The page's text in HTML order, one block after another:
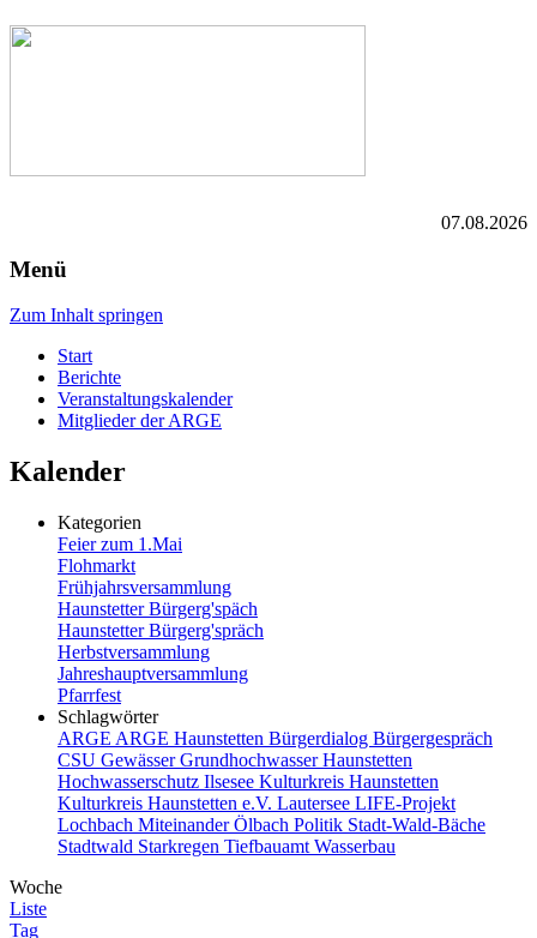
07.08.2026
Menü
Zum Inhalt springen
Start
Berichte
Veranstaltungskalender
Mitglieder der ARGE
Kalender
Kategorien
Feier zum 1.Mai
Flohmarkt
Frühjahrsversammlung
Haunstetter Bürgerg'späch
Haunstetter Bürgerg'spräch
Herbstversammlung
Jahreshauptversammlung
Pfarrfest
Schlagwörter
ARGE ARGE Haunstetten Bürgerdialog Bürgergespräch
CSU GewässerGrundhochwasserHaunstetten
Hochwasserschutz Ilsesee Kulturkreis Haunstetten
Kulturkreis Haunstetten e.V. Lautersee LIFE-Projekt
Lochbach MiteinanderÖlbach Politik Stadt-Wald-Bäche
Stadtwald Starkregen Tiefbauamt Wasserbau
Woche
Liste
Tag